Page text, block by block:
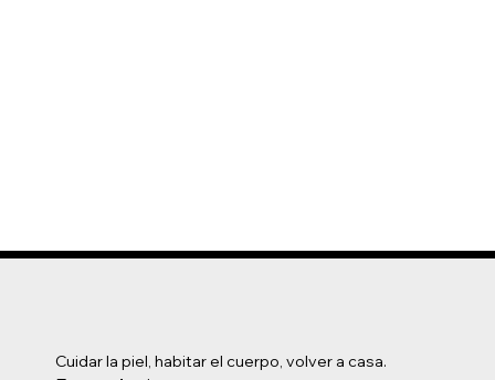
Cuidar la piel, habitar el cuerpo, volver a casa.